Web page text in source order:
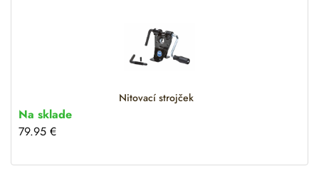
Nitovací strojček
Na sklade
79.95 €